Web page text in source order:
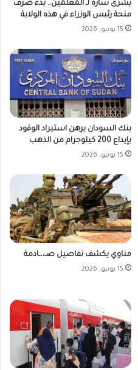
بشرى سارة لـ المعلمين.. بدء صرف
منحة رئيس الوزراء في هذه الولاية
15 يونيو، 2026
بنك السودان يرهن استيراد الوقود
بإيداع 200 كيلوجرام من الذهب
15 يونيو، 2026
مناوي يكشف تفاصيل صـ،،ـادمة
15 يونيو، 2026